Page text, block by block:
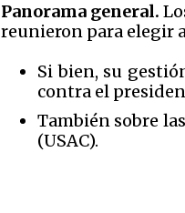
Panorama general.
reunieron para elegir
Si bien, su
contra el
También sobre
(USAC).